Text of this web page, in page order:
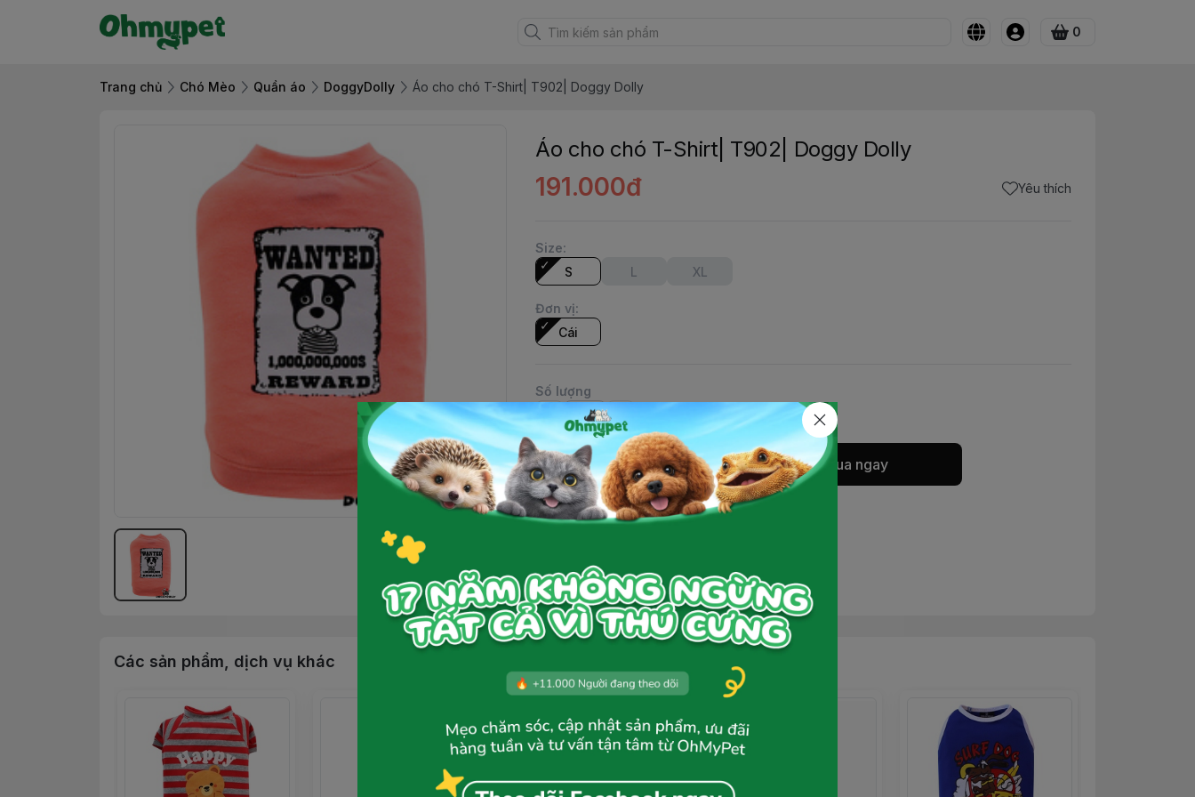
0
Trang chủ Chó Mèo Quần áo DoggyDolly Áo cho chó T-Shirt| T902| Doggy Dolly
Áo cho chó T-Shirt| T902| Doggy Dolly
191.000đ Yêu thích
Size:
S
L XL
Đơn vị:
Cái
Số lượng
Thêm giỏ hàng Mua ngay
Các sản phẩm, dịch vụ khác